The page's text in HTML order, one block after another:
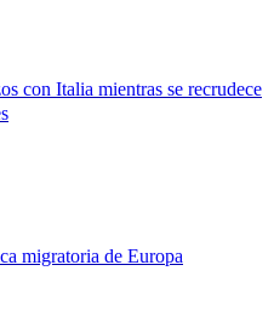
con Italia mientras se recrudece
migratoria de Europa